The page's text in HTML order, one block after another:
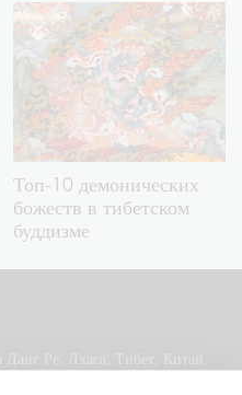
Топ-10 демонических
божеств в тибетском
буддизме